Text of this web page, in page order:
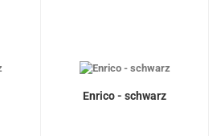
Enrico - schwarz